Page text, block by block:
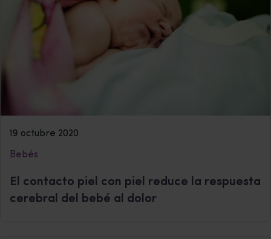
19 octubre 2020
Bebés
El contacto piel con piel reduce la respuesta
cerebral del bebé al dolor